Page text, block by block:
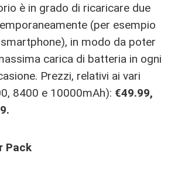
è in grado di ricaricare due
(per esempio
in modo da poter
carica di batteria in ogni
Prezzi, relativi ai vari
8400 e 10000mAh): €49.99,
Pack